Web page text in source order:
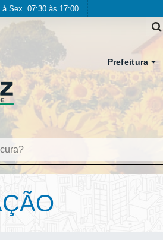
à Sex. 07:30 às 17:00
Prefeitura